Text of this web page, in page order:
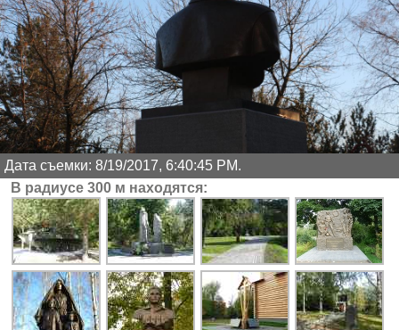
Дата съемки: 8/19/2017, 6:40:45 PM.
В радиусе 300 м находятся: